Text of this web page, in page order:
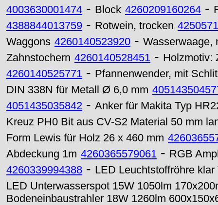
4003630001474 - Block 4260209160264 -
4388844013759 - Rotwein, trocken
Waggons 4260140523920 - Wasserwaage,
Zahnstochern 4260140528451 - Holzmotiv:
4260140525771 - Pfannenwender, mit
DIN 338N für Metall Ø 6,0 mm
4051435035842 - Anker für Makita Typ
Kreuz PH0 Bit aus CV-S2 Material 50 mm
Form Lewis für Holz 26 x 460 mm
Abdeckung 1m 4260365579061 - RGB
4260339994388 - LED Leuchtstoffröhre
LED Unterwasserspot 15W 1050lm
Bodeneinbaustrahler 18W 1260lm